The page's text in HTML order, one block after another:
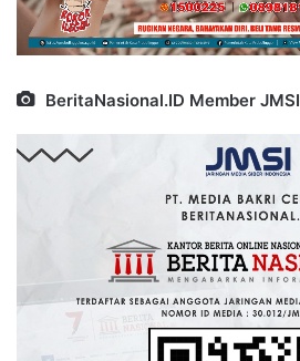
BeritaNasional.ID Member JMSI